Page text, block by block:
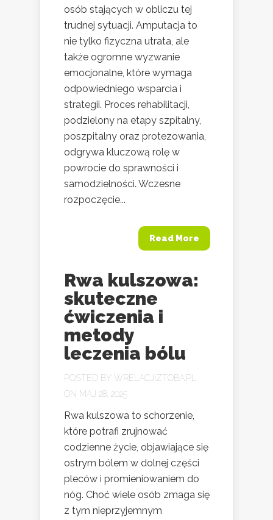
osób stających w obliczu tej
trudnej sytuacji. Amputacja to
nie tylko fizyczna utrata, ale
także ogromne wyzwanie
emocjonalne, które wymaga
odpowiedniego wsparcia i
strategii. Proces rehabilitacji,
podzielony na etapy szpitalny,
poszpitalny oraz protezowania,
odgrywa kluczową rolę w
powrocie do sprawności i
samodzielności. Wczesne
rozpoczęcie...
Read More
Rwa kulszowa:
skuteczne
ćwiczenia i
metody
leczenia bólu
POSTED BY WRELACJIZTOBA.PL
ON MAJ 28, 2025
Rwa kulszowa to schorzenie,
które potrafi zrujnować
codzienne życie, objawiające się
ostrym bólem w dolnej części
pleców i promieniowaniem do
nóg. Choć wiele osób zmaga się
z tym nieprzyjemnym